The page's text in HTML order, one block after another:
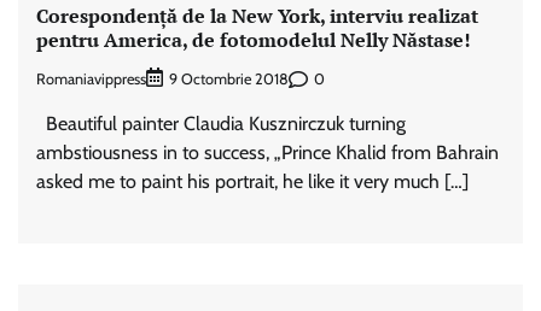
Corespondență de la New York, interviu realizat
pentru America, de fotomodelul Nelly Năstase!
Romaniavippress 9 Octombrie 2018 0
Beautiful painter Claudia Kusznirczuk turning
ambstiousness in to success, „Prince Khalid from Bahrain
asked me to paint his portrait, he like it very much […]